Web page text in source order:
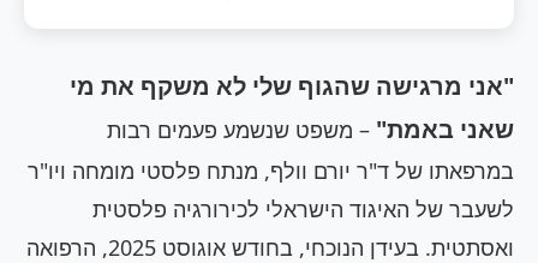
"אני מרגישה שהגוף שלי לא משקף את מי
שאני באמת" – משפט שנשמע פעמים רבות
במרפאתו של ד"ר יורם וולף, מנתח פלסטי מומחה ויו"ר
לשעבר של האיגוד הישראלי לכירורגיה פלסטית
ואסתטית. בעידן הנוכחי, בחודש אוגוסט 2025, הרפואה